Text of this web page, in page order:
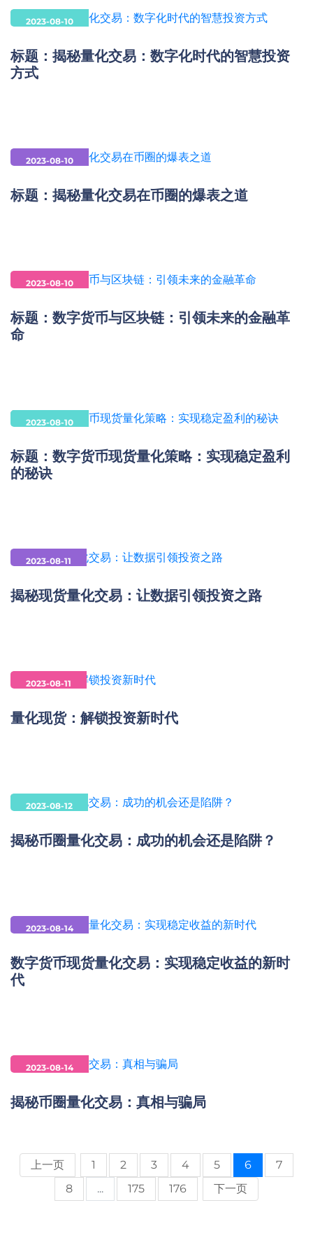
2023-08-10
标题：揭秘量化交易：数字化时代的智慧投资
方式
2023-08-10
标题：揭秘量化交易在币圈的爆表之道
2023-08-10
标题：数字货币与区块链：引领未来的金融革
命
2023-08-10
标题：数字货币现货量化策略：实现稳定盈利
的秘诀
2023-08-11
揭秘现货量化交易：让数据引领投资之路
2023-08-11
量化现货：解锁投资新时代
2023-08-12
揭秘币圈量化交易：成功的机会还是陷阱？
2023-08-14
数字货币现货量化交易：实现稳定收益的新时
代
2023-08-14
揭秘币圈量化交易：真相与骗局
上一页 1 2 3 4 5 6
7
8
... 175 176 下一页